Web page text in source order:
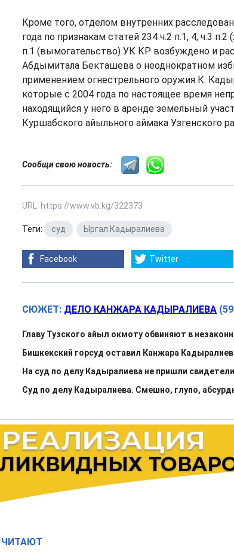
Кроме того, отделом внутренних
года по признакам статей 234 ч.2 п.1, 4, ч.3
п.1 (вымогательство) УК КР возбуждено и
Абдымитала Бекташева о неоднократном
применением огнестрельного оружия К.
которые с 2004 года по настоящее время
находящийся у него в аренде земельный
Куршабского айыльного аймака Узгенского
Сообщи свою новость:
URL: https://www.vb.kg/322373
Теги: суд Ыргал Кадыралиева
Facebook Twitter
СЮЖЕТ: ДЕЛО КАНЖАРА КАДЫРАЛИЕВА
Главу Тузского айыл окмоту обвиняют в
Бишкекский горсуд оставил Канжара
На суд по делу Кадыралиева не пришли
Суд по делу Кадыралиева. Смешно, глупо,
ЧИТАЮТ